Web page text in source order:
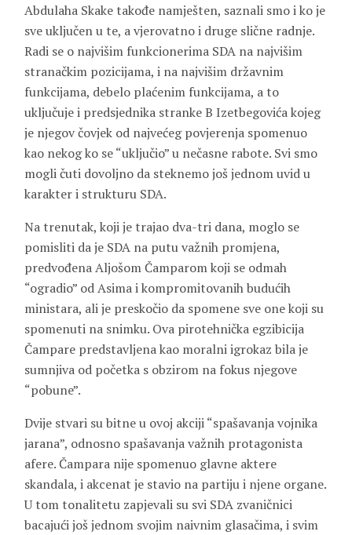
Abdulaha Skake takođe namješten, saznali smo i ko je
sve uključen u te, a vjerovatno i druge slične radnje.
Radi se o najvišim funkcionerima SDA na najvišim
stranačkim pozicijama, i na najvišim državnim
funkcijama, debelo plaćenim funkcijama, a to
uključuje i predsjednika stranke B Izetbegovića kojeg
je njegov čovjek od najvećeg povjerenja spomenuo
kao nekog ko se “uključio” u nečasne rabote. Svi smo
mogli čuti dovoljno da steknemo još jednom uvid u
karakter i strukturu SDA.
Na trenutak, koji je trajao dva-tri dana, moglo se
pomisliti da je SDA na putu važnih promjena,
predvođena Aljošom Čamparom koji se odmah
“ogradio” od Asima i kompromitovanih budućih
ministara, ali je preskočio da spomene sve one koji su
spomenuti na snimku. Ova pirotehnička egzibicija
Čampare predstavljena kao moralni igrokaz bila je
sumnjiva od početka s obzirom na fokus njegove
“pobune”.
Dvije stvari su bitne u ovoj akciji “spašavanja vojnika
jarana”, odnosno spašavanja važnih protagonista
afere. Čampara nije spomenuo glavne aktere
skandala, i akcenat je stavio na partiju i njene organe.
U tom tonalitetu zapjevali su svi SDA zvaničnici
bacajući još jednom svojim naivnim glasačima, i svim